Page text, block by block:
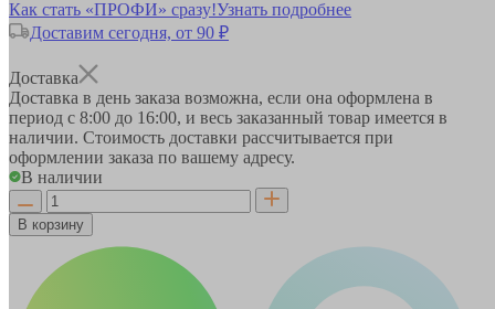
Как стать «ПРОФИ» сразу!Узнать подробнее
Доставим сегодня, от 90 ₽
Доставка
Доставка в день заказа возможна, если она оформлена в
период с 8:00 до 16:00, и весь заказанный товар имеется в
наличии. Стоимость доставки рассчитывается при
оформлении заказа по вашему адресу.
В наличии
В корзину